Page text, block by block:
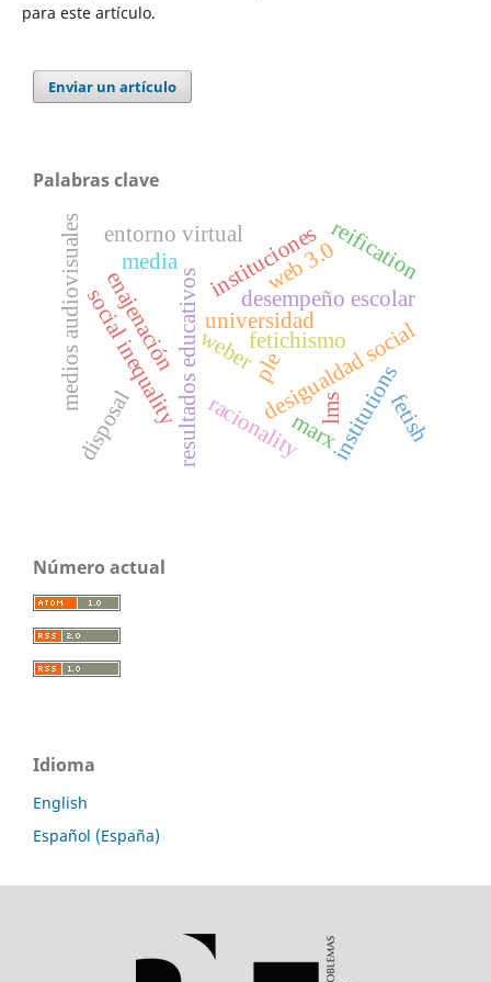
para este artículo.
Enviar un artículo
Palabras clave
universidad
fetichismo
resultados educativos desempeño escolar
social inequality desigualdad social
racionality
weber
institutions
instituciones
fetish
disposal
reification
enajenación
marx
media
medios audiovisuales ple
lms
entorno virtual
web 3.0
Número actual
Idioma
English
Español (España)